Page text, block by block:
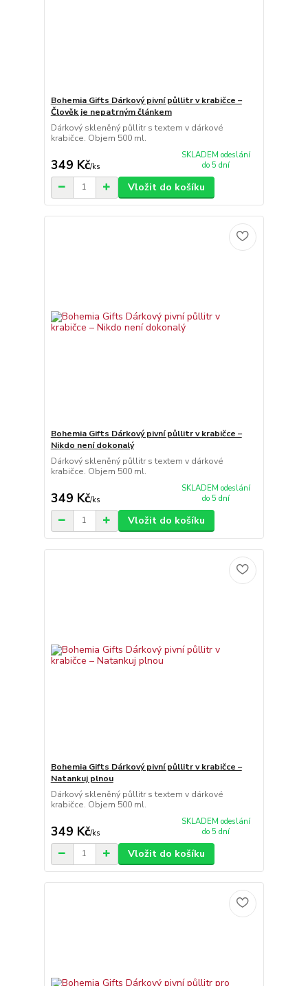
Bohemia Gifts Dárkový pivní půllitr v krabičce –
Člověk je nepatrným článkem
Dárkový skleněný půllitr s textem v dárkové
krabičce. Objem 500 ml.
349 Kč/ks
SKLADEM odeslání
do 5 dní
Vložit do košíku
Bohemia Gifts Dárkový pivní půllitr v krabičce –
Nikdo není dokonalý
Dárkový skleněný půllitr s textem v dárkové
krabičce. Objem 500 ml.
349 Kč/ks
SKLADEM odeslání
do 5 dní
Vložit do košíku
Bohemia Gifts Dárkový pivní půllitr v krabičce –
Natankuj plnou
Dárkový skleněný půllitr s textem v dárkové
krabičce. Objem 500 ml.
349 Kč/ks
SKLADEM odeslání
do 5 dní
Vložit do košíku